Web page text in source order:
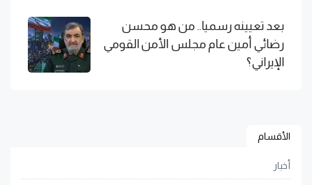
بعد تعيينه رسميا.. من هو محسن
رضائي أمين عام مجلس الأمن القومي
الإيراني؟
الأقسام
أخبار